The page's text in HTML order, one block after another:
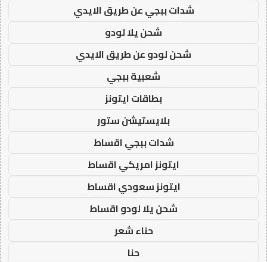
شدات ببجي عن طريق الايدي
شحن يلا لودو
شحن لودو عن طريق الايدي
شعبية ببجي
بطاقات ايتونز
بلايستيشن ستور
شدات ببجي اقساط
ايتونز امريكي اقساط
ايتونز سعودي اقساط
شحن يلا لودو اقساط
حناء شعر
حنا